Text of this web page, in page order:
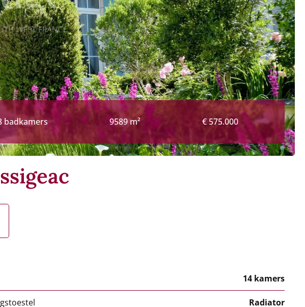
badkamers 9589 m² € 575.000
14 kamers
Radiator